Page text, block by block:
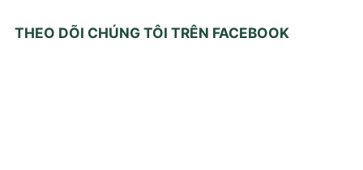
THEO DÕI CHÚNG TÔI TRÊN FACEBOOK